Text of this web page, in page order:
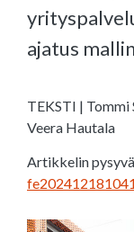
ajatus
TEKSTI | Tommi
Veera Hautala
Artikkelin